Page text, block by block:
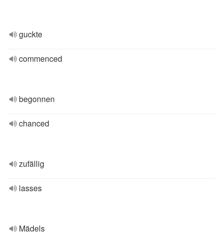
guckte
commenced
begonnen
chanced
zufällig
lasses
Mädels